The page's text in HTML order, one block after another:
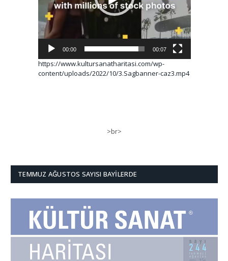
00:00 00:07
https://www.kultursanatharitasi.com/wp-
content/uploads/2022/10/3.Sagbanner-caz3.mp4
>br>
TEMMUZ AĞUSTOS SAYISI BAYILERDE